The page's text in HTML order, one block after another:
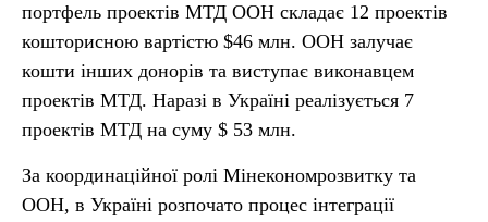
портфель проектів МТД ООН складає 12 проектів
кошторисною вартістю $46 млн. ООН залучає
кошти інших донорів та виступає виконавцем
проектів МТД. Наразі в Україні реалізується 7
проектів МТД на суму $ 53 млн.
За координаційної ролі Мінекономрозвитку та
ООН, в Україні розпочато процес інтеграції